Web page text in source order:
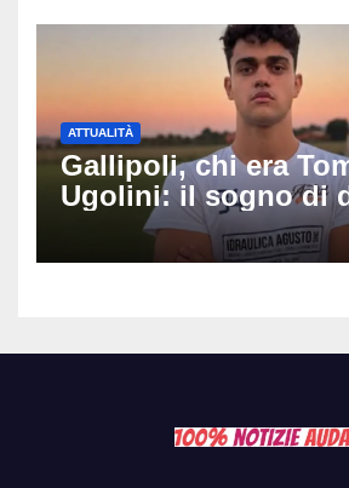
ATTUALITÀ
Gallipoli, chi era
Ugolini: il sogno di
medico e la fascia
capitano, il dolore